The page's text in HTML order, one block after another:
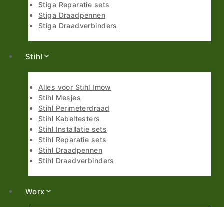
Stiga Reparatie sets
Stiga Draadpennen
Stiga Draadverbinders
Stihl
Alles voor Stihl Imow
Stihl Mesjes
Stihl Perimeterdraad
Stihl Kabeltesters
Stihl Installatie sets
Stihl Reparatie sets
Stihl Draadpennen
Stihl Draadverbinders
Worx